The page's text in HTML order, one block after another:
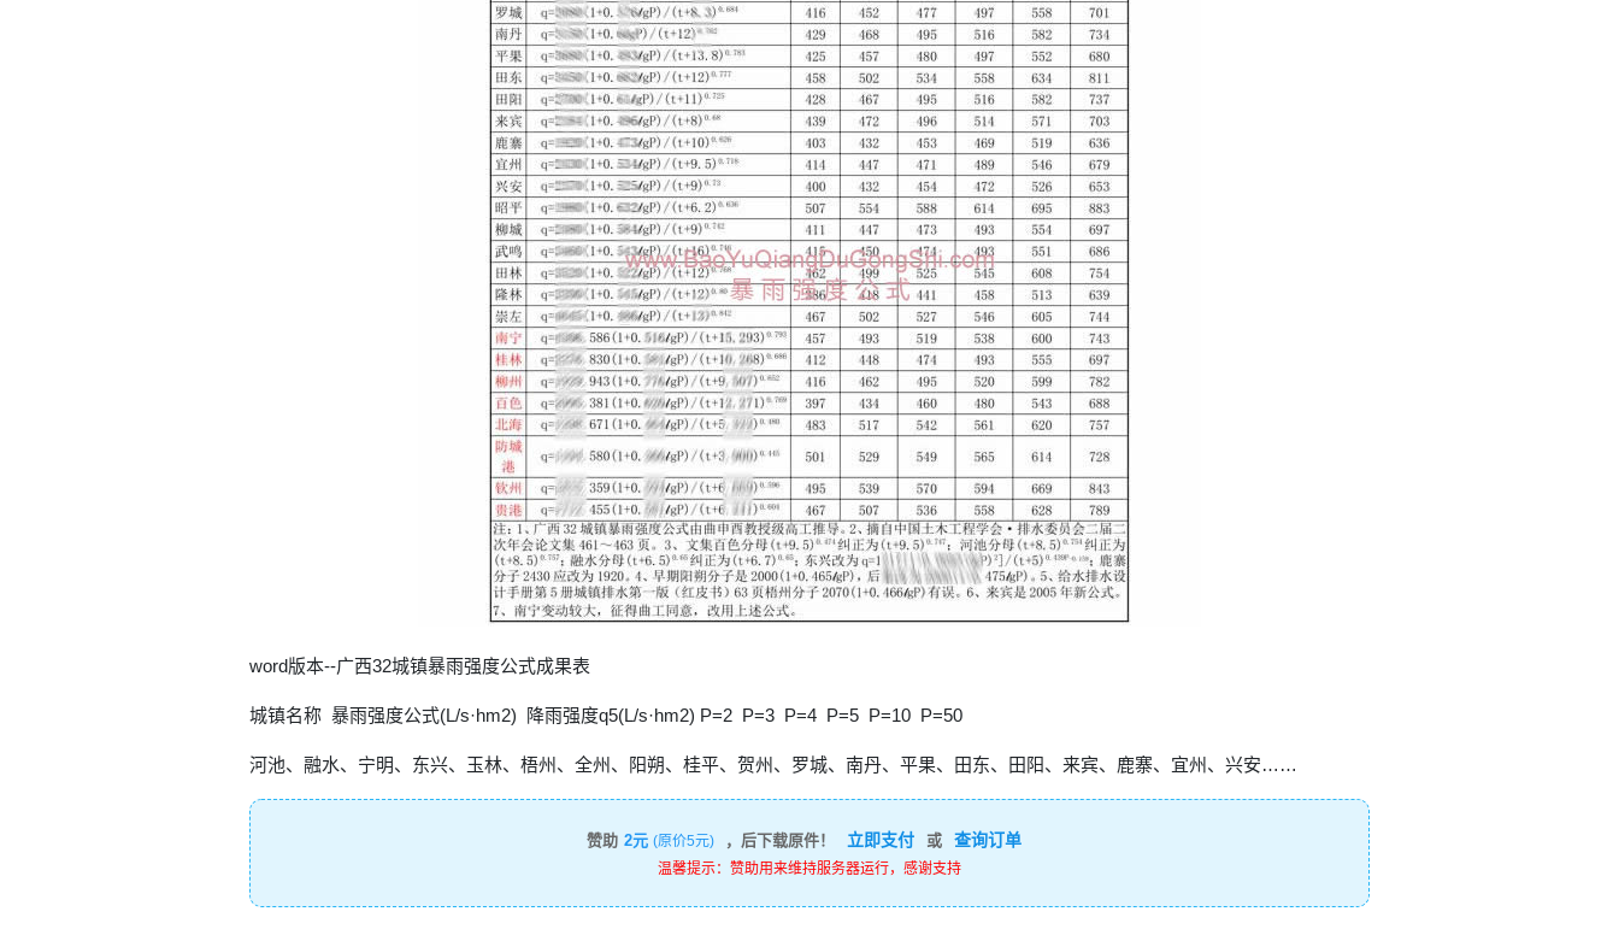
word版本--广西32城镇暴雨强度公式成果表
城镇名称 暴雨强度公式(L/s·hm2) 降雨强度q5(L/s·hm2) P=2 P=3 P=4 P=5 P=10 P=50
河池、融水、宁明、东兴、玉林、梧州、全州、阳朔、桂平、贺州、罗城、南丹、平果、田东、田阳、来宾、鹿寨、宜州、兴安……
赞助 2元 (原价5元) ，后下载原件！ 立即支付 或 查询订单
温馨提示：赞助用来维持服务器运行，感谢支持